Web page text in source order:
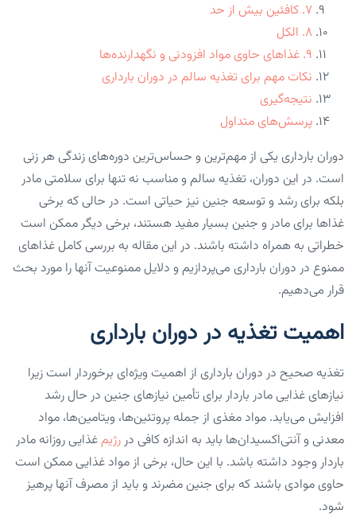
۷. کافئین بیش از حد
۸. الکل
۹. غذاهای حاوی مواد افزودنی و نگهدارنده‌ها
نکات مهم برای تغذیه سالم در دوران بارداری
نتیجه‌گیری
پرسش‌های متداول
دوران بارداری یکی از مهم‌ترین و حساس‌ترین دوره‌های زندگی هر زنی
است. در این دوران، تغذیه سالم و مناسب نه تنها برای سلامتی مادر
بلکه برای رشد و توسعه جنین نیز حیاتی است. در حالی که برخی
غذاها برای مادر و جنین بسیار مفید هستند، برخی دیگر ممکن است
خطراتی به همراه داشته باشند. در این مقاله به بررسی کامل غذاهای
ممنوع در دوران بارداری می‌پردازیم و دلایل ممنوعیت آنها را مورد بحث
قرار می‌دهیم.
اهمیت تغذیه در دوران بارداری
تغذیه صحیح در دوران بارداری از اهمیت ویژه‌ای برخوردار است زیرا
نیازهای غذایی مادر باردار برای تأمین نیازهای جنین در حال رشد
افزایش می‌یابد. مواد مغذی از جمله پروتئین‌ها، ویتامین‌ها، مواد
معدنی و آنتی‌اکسیدان‌ها باید به اندازه کافی در رژیم غذایی روزانه مادر
باردار وجود داشته باشد. با این حال، برخی از مواد غذایی ممکن است
حاوی موادی باشند که برای جنین مضرند و باید از مصرف آنها پرهیز
شود.